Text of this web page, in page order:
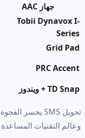
جهاز AAC
Tobii Dynavox I-
Series
Grid Pad
PRC Accent
TD Snap + ويندوز
وعالم التقنيات